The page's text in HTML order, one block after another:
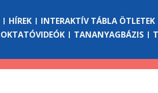
HÍREK INTERAKTÍV TÁBLA ÖTLETEK
OKTATÓVIDEÓK TANANYAGBÁZIS